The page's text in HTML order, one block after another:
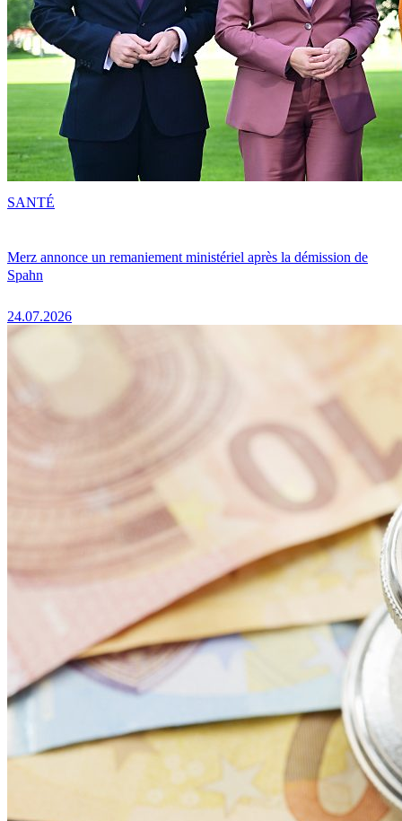
Merz annonce un remaniement ministériel après la démission de
Spahn
24.07.2026
SANTÉ